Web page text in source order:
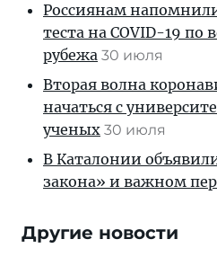
Россиянам
теста на COVID-19
рубежа 30 июля
Вторая волна
начаться с
ученых 30 июля
В Каталонии
закона» и важном
Другие новости